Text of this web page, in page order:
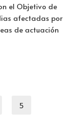
el Objetivo de
afectadas por
de actuación
5